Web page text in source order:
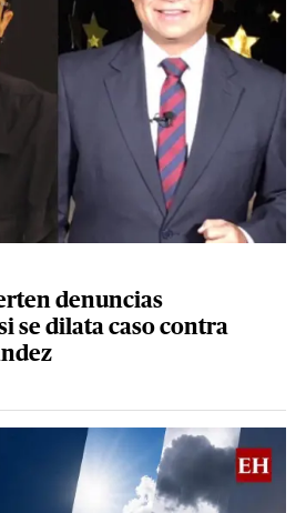
denuncias
se dilata caso contra